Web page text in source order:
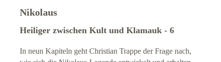
Z eiten
Räume
Nikolaus
Heiliger zwischen Kult und Klamauk - 6
In neun Kapiteln geht Christian Trappe der Frage nach,